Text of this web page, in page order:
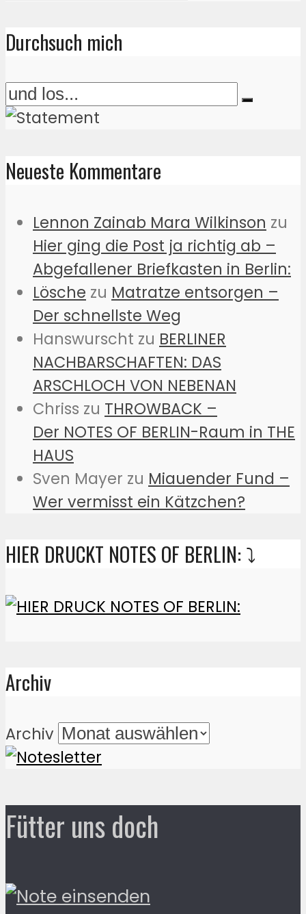
Durchsuch mich
Neueste Kommentare
Lennon Zainab Mara Wilkinson zu
Hier ging die Post ja richtig ab –
Abgefallener Briefkasten in Berlin:
Lösche zu Matratze entsorgen –
Der schnellste Weg
Hanswurscht zu BERLINER
NACHBARSCHAFTEN: DAS
ARSCHLOCH VON NEBENAN
Chriss zu THROWBACK –
Der NOTES OF BERLIN-Raum in THE
HAUS
Sven Mayer zu Miauender Fund –
Wer vermisst ein Kätzchen?
HIER DRUCKT NOTES OF BERLIN: ⤵️
Archiv
Archiv
Fütter uns doch